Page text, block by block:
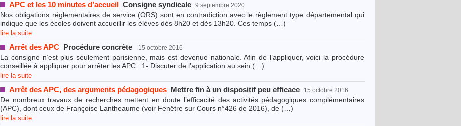
APC et les 10 minutes d’accueil Consigne syndicale 9 septembre 2020
Nos obligations réglementaires de service (ORS) sont en contradiction avec le règlement type départemental qui
indique que les écoles doivent accueillir les élèves dès 8h20 et dès 13h20. Ces temps (…)
lire la suite
Arrêt des APC Procédure concrète 15 octobre 2016
La consigne n’est plus seulement parisienne, mais est devenue nationale. Afin de l’appliquer, voici la procédure
conseillée à appliquer pour arrêter les APC : 1- Discuter de l’application au sein (…)
lire la suite
Arrêt des APC, des arguments pédagogiques Mettre fin à un dispositif peu efficace 15 octobre 2016
De nombreux travaux de recherches mettent en doute l’efficacité des activités pédagogiques complémentaires
(APC), dont ceux de Françoise Lantheaume (voir Fenêtre sur Cours n°426 de 2016), de (…)
lire la suite